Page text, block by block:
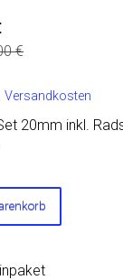
€
Versandkosten
20mm inkl.